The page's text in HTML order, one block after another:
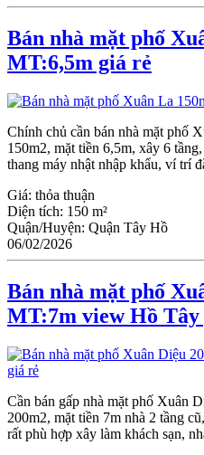
Bán nhà mặt phố
MT:6,5m giá rẻ
Chính chủ cần bán nhà mặt phố
150m2, mặt tiền 6,5m, xây 6
thang máy nhật nhập khẩu, ví trí
Giá: thỏa thuận
Diện tích: 150 m²
Quận/Huyện: Quận Tây Hồ
06/02/2026
Bán nhà mặt phố
MT:7m view Hồ Tây
Cần bán gấp nhà mặt phố Xuân
200m2, mặt tiền 7m nhà 2 tầng
rất phù hợp xây làm khách sạn,